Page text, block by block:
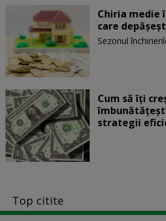
Chiria medie
care
Sezonul
Cum să îți
strategii
Top citite